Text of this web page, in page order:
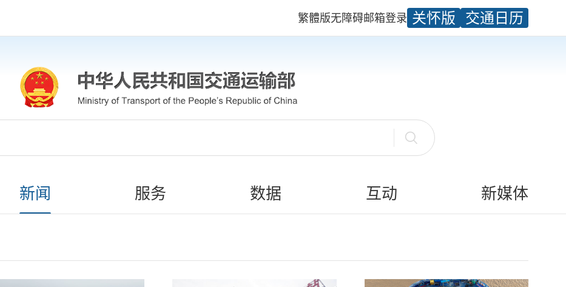
繁體版无障碍邮箱登录 关怀版 交通日历
新闻 服务 数据 互动 新媒体